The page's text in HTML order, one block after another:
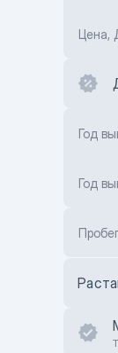
Цена,
Год
Год